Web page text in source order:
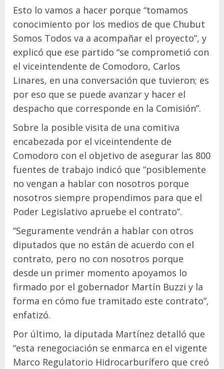
Esto lo vamos a hacer porque “tomamos
conocimiento por los medios de que Chubut
Somos Todos va a acompañar el proyecto”, y
explicó que ese partido “se comprometió con
el viceintendente de Comodoro, Carlos
Linares, en una conversación que tuvieron; es
por eso que se puede avanzar y hacer el
despacho que corresponde en la Comisión”.
Sobre la posible visita de una comitiva
encabezada por el viceintendente de
Comodoro con el objetivo de asegurar las 800
fuentes de trabajo indicó que “posiblemente
no vengan a hablar con nosotros porque
nosotros siempre propendimos para que el
Poder Legislativo apruebe el contrato”.
“Seguramente vendrán a hablar con otros
diputados que no están de acuerdo con el
contrato, pero no con nosotros porque
desde un primer momento apoyamos lo
firmado por el gobernador Martín Buzzi y la
forma en cómo fue tramitado este contrato”,
enfatizó.
Por último, la diputada Martínez detalló que
“esta renegociación se enmarca en el vigente
Marco Regulatorio Hidrocarburífero que creó